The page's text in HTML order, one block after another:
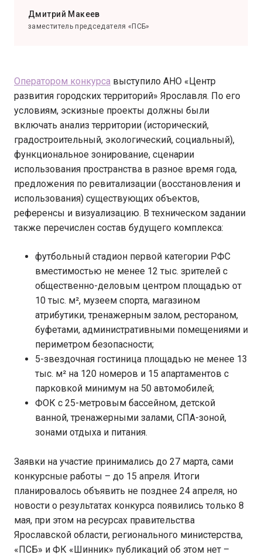
Дмитрий Макеев
заместитель председателя «ПСБ»
Оператором конкурса выступило АНО «Центр
развития городских территорий» Ярославля. По его
условиям, эскизные проекты должны были
включать анализ территории (исторический,
градостроительный, экологический, социальный),
функциональное зонирование, сценарии
использования пространства в разное время года,
предложения по ревитализации (восстановления и
использования) существующих объектов,
референсы и визуализацию. В техническом задании
также перечислен состав будущего комплекса:
футбольный стадион первой категории РФС
вместимостью не менее 12 тыс. зрителей с
общественно-деловым центром площадью от
10 тыс. м², музеем спорта, магазином
атрибутики, тренажерным залом, рестораном,
буфетами, административными помещениями и
периметром безопасности;
5-звездочная гостиница площадью не менее 13
тыс. м² на 120 номеров и 15 апартаментов с
парковкой минимум на 50 автомобилей;
ФОК с 25-метровым бассейном, детской
ванной, тренажерными залами, СПА-зоной,
зонами отдыха и питания.
Заявки на участие принимались до 27 марта, сами
конкурсные работы – до 15 апреля. Итоги
планировалось объявить не позднее 24 апреля, но
новости о результатах конкурса появились только 8
мая, при этом на ресурсах правительства
Ярославской области, регионального министерства,
«ПСБ» и ФК «Шинник» публикаций об этом нет –